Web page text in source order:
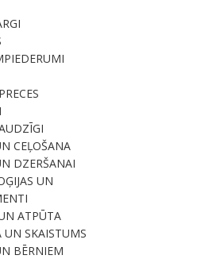
CEĻOŠANA
DZERŠANAI
UN
ATPŪTA
UN SKAISTUMS
BĒRNIEM